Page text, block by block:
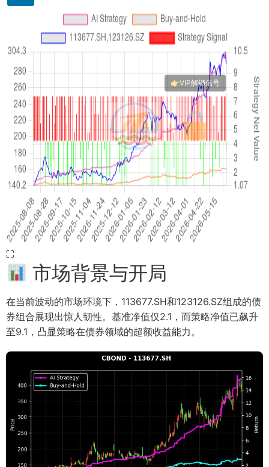
⛶
市场背景与开局
在当前波动的市场环境下，113677.SH和123126.SZ组成的债
券组合展现出惊人韧性。基准净值仅2.1，而策略净值已飙升
至9.1，凸显策略在债券领域的超额收益能力。